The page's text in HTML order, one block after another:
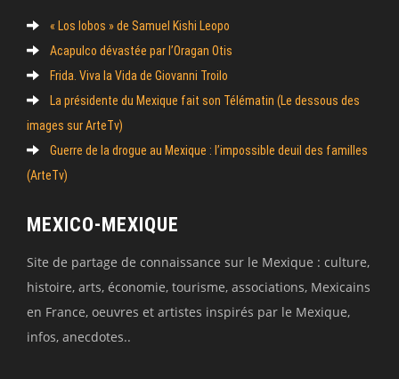
« Los lobos » de Samuel Kishi Leopo
Acapulco dévastée par l’Oragan Otis
Frida. Viva la Vida de Giovanni Troilo
La présidente du Mexique fait son Télématin (Le dessous des
images sur ArteTv)
Guerre de la drogue au Mexique : l’impossible deuil des familles
(ArteTv)
MEXICO-MEXIQUE
Site de partage de connaissance sur le Mexique : culture,
histoire, arts, économie, tourisme, associations, Mexicains
en France, oeuvres et artistes inspirés par le Mexique,
infos, anecdotes..